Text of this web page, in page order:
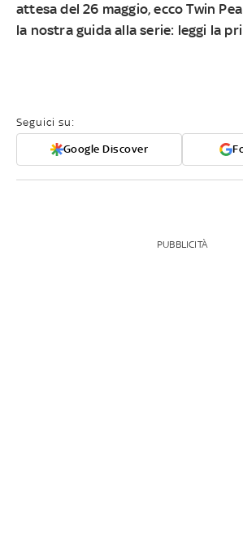
attesa del 26 maggio, ecco Twin
la nostra guida alla serie: leggi la
Seguici su:
Google Discover
PUBBLICITÀ